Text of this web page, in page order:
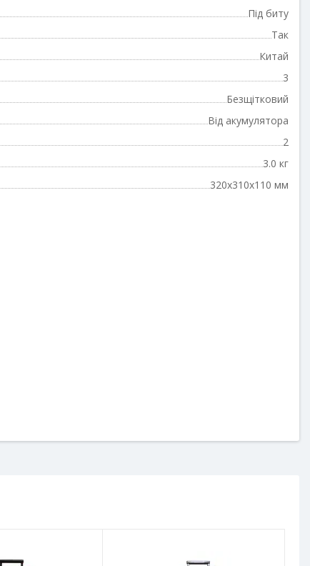
Під биту
Так
Китай
3
Безщітковий
Від акумулятора
2
3.0 кг
320x310x110 мм